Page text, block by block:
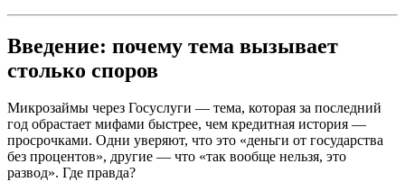
Введение: почему тема вызывает
столько споров
Микрозаймы через Госуслуги — тема, которая за последний
год обрастает мифами быстрее, чем кредитная история —
просрочками. Одни уверяют, что это «деньги от государства
без процентов», другие — что «так вообще нельзя, это
развод». Где правда?